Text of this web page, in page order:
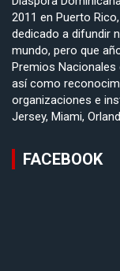
2011 en Puerto
dedicado a difundir
mundo, pero que
Premios Nacionales
así como
organizaciones e
Jersey, Miami,
FACEBOOK